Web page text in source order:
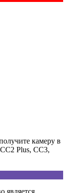
камеру в
Plus, CC3,
является